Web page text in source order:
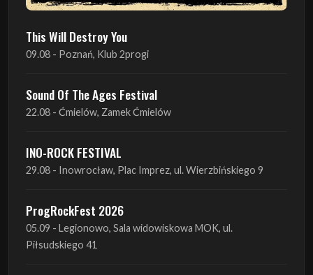
This Will Destroy You
09.08 - Poznań, Klub 2progi
Sound Of The Ages Festival
22.08 - Ćmielów, Zamek Ćmielów
INO-ROCK FESTIVAL
29.08 - Inowrocław, Plac Imprez, ul. Wierzbińskiego 9
ProgRockFest 2026
05.09 - Legionowo, Sala widowiskowa MOK, ul.
Piłsudskiego 41